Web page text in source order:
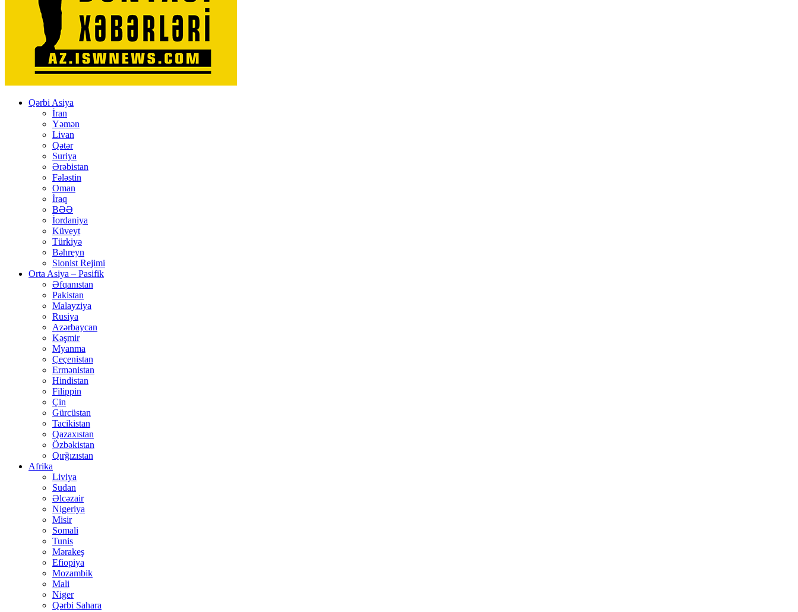
Qərbi Asiya
İran
Yəmən
Livan
Qətər
Suriya
Ərəbistan
Fələstin
Oman
İraq
BƏƏ
İordaniya
Küveyt
Türkiyə
Bəhreyn
Sionist Rejimi
Orta Asiya – Pasifik
Əfqanıstan
Pakistan
Malayziya
Rusiya
Azərbaycan
Kəşmir
Myanma
Çeçenistan
Ermənistan
Hindistan
Filippin
Çin
Gürcüstan
Tacikistan
Qazaxıstan
Özbəkistan
Qırğızıstan
Afrika
Liviya
Sudan
Əlcəzair
Nigeriya
Misir
Somali
Tunis
Mərakeş
Efiopiya
Mozambik
Mali
Niger
Qərbi Sahara